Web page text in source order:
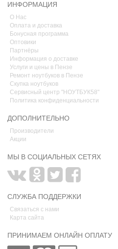
ИНФОРМАЦИЯ
О Нас
Оплата и доставка
Бонусная программа
Оптовики
Партнёры
Информация о доставке
Услуги и цены в Пензе
Ремонт ноутбуков в Пензе
Скупка ноутбуков
Сервисный центр "НОУТБУК58"
Политика конфиденциальности
ДОПОЛНИТЕЛЬНО
Производители
Акции
МЫ В СОЦИАЛЬНЫХ СЕТЯХ
СЛУЖБА ПОДДЕРЖКИ
Связаться с нами
Карта сайта
ПРИНИМАЕМ ОНЛАЙН ОПЛАТУ